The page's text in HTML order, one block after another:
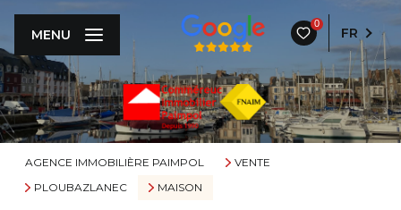
0
FR
MENU
AGENCE IMMOBILIÈRE PAIMPOL
VENTE
PLOUBAZLANEC
MAISON